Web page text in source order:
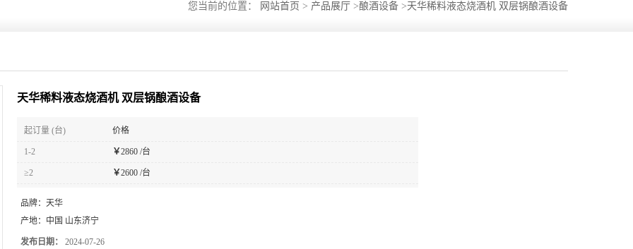
您当前的位置： 网站首页 > 产品展厅 >酿酒设备 >天华稀料液态烧酒机 双层锅酿酒设备
天华稀料液态烧酒机 双层锅酿酒设备
起订量 (台) 价格
1-2 ￥2860 /台
≥2 ￥2600 /台
品牌： 天华
产地： 中国 山东济宁
发布日期： 2024-07-26